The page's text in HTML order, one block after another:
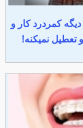
دیگه کمردرد کار و
تعطیل نمیکنه!